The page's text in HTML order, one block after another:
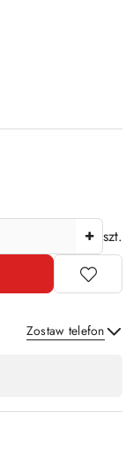
szt.
Zostaw telefon